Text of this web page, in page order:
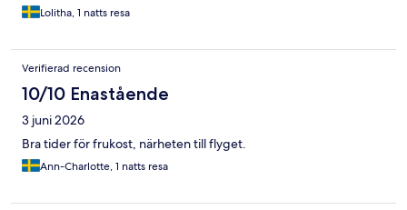
Lolitha, 1 natts resa
Verifierad recension
10/10 Enastående
3 juni 2026
Bra tider för frukost, närheten till flyget.
Ann-Charlotte, 1 natts resa